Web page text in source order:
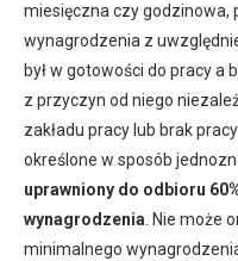
miesięczna czy godzinowa,
wynagrodzenia z
był w gotowości do pracy a
z przyczyn od niego
zakładu pracy lub brak
określone w sposób
uprawniony do odbioru
wynagrodzenia. Nie może
minimalnego